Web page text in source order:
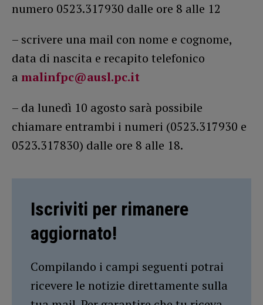
numero 0523.317930 dalle ore 8 alle 12
– scrivere una mail con nome e cognome,
data di nascita e recapito telefonico
a malinfpc@ausl.pc.it
– da lunedì 10 agosto sarà possibile
chiamare entrambi i numeri (0523.317930 e
0523.317830) dalle ore 8 alle 18.
Iscriviti per rimanere
aggiornato!
Compilando i campi seguenti potrai
ricevere le notizie direttamente sulla